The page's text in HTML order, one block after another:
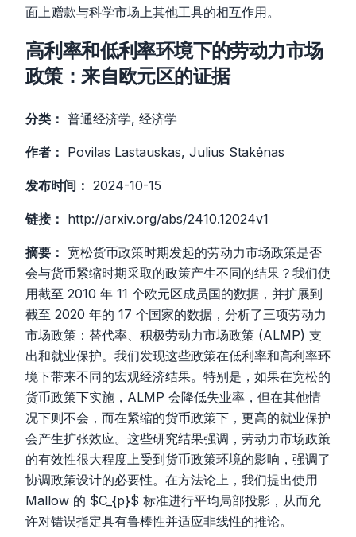
面上赠款与科学市场上其他工具的相互作用。
高利率和低利率环境下的劳动力市场
政策：来自欧元区的证据
分类： 普通经济学, 经济学
作者： Povilas Lastauskas, Julius Stakėnas
发布时间： 2024-10-15
链接： http://arxiv.org/abs/2410.12024v1
摘要： 宽松货币政策时期发起的劳动力市场政策是否
会与货币紧缩时期采取的政策产生不同的结果？我们使
用截至 2010 年 11 个欧元区成员国的数据，并扩展到
截至 2020 年的 17 个国家的数据，分析了三项劳动力
市场政策：替代率、积极劳动力市场政策 (ALMP) 支
出和就业保护。我们发现这些政策在低利率和高利率环
境下带来不同的宏观经济结果。特别是，如果在宽松的
货币政策下实施，ALMP 会降低失业率，但在其他情
况下则不会，而在紧缩的货币政策下，更高的就业保护
会产生扩张效应。这些研究结果强调，劳动力市场政策
的有效性很大程度上受到货币政策环境的影响，强调了
协调政策设计的必要性。在方法论上，我们提出使用
Mallow 的 $C_{p}$ 标准进行平均局部投影，从而允
许对错误指定具有鲁棒性并适应非线性的推论。